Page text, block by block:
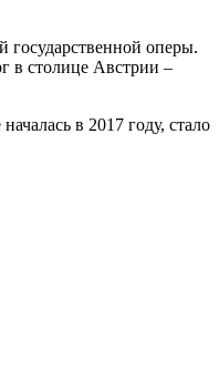
государственной оперы.
в столице Австрии –
в 2017 году, стало